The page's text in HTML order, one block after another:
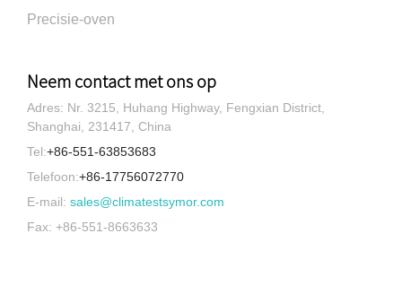
Precisie-oven
Neem contact met ons op
Adres: Nr. 3215, Huhang Highway, Fengxian District,
Shanghai, 231417, China
Tel:+86-551-63853683
Telefoon:+86-17756072770
E-mail: sales@climatestsymor.com
Fax: +86-551-8663633